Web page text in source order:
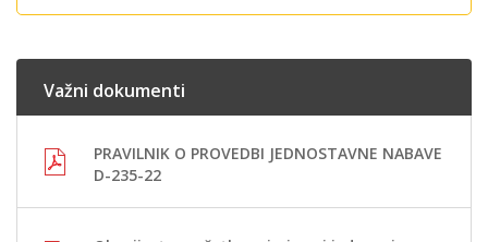
Važni dokumenti
PRAVILNIK O PROVEDBI JEDNOSTAVNE NABAVE
D-235-22